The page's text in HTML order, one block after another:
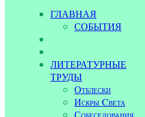
ГЛАВНАЯ
СОБЫТИЯ
ЛИТЕРАТУРНЫЕ
ТРУДЫ
Отблески
Искры Cвета
Собеседования